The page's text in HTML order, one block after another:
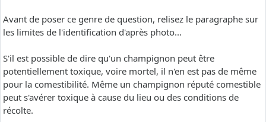
Avant de poser ce genre de question, relisez le paragraphe sur
les limites de l'identification d'après photo...
S'il est possible de dire qu'un champignon peut être
potentiellement toxique, voire mortel, il n'en est pas de même
pour la comestibilité. Même un champignon réputé comestible
peut s'avérer toxique à cause du lieu ou des conditions de
récolte.